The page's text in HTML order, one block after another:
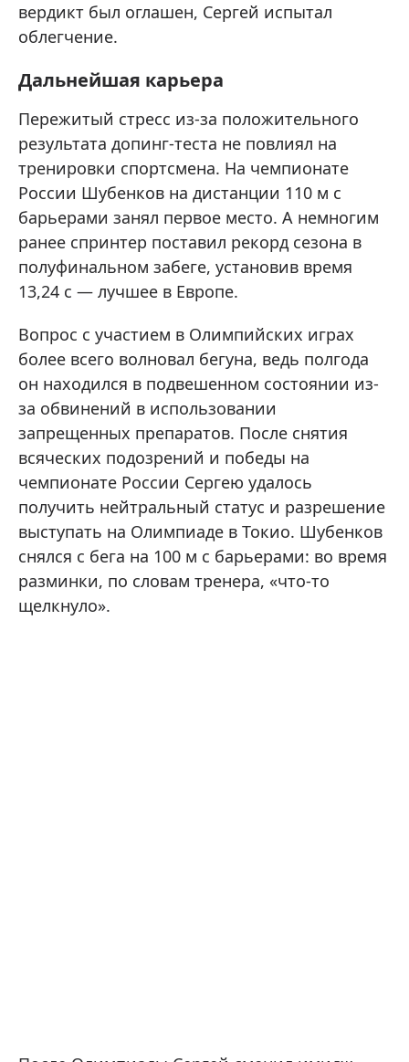
вердикт был оглашен, Сергей испытал
облегчение.
Дальнейшая карьера
Пережитый стресс из-за положительного
результата допинг-теста не повлиял на
тренировки спортсмена. На чемпионате
России Шубенков на дистанции 110 м с
барьерами занял первое место. А немногим
ранее спринтер поставил рекорд сезона в
полуфинальном забеге, установив время
13,24 с — лучшее в Европе.
Вопрос с участием в Олимпийских играх
более всего волновал бегуна, ведь полгода
он находился в подвешенном состоянии из-
за обвинений в использовании
запрещенных препаратов. После снятия
всяческих подозрений и победы на
чемпионате России Сергею удалось
получить нейтральный статус и разрешение
выступать на Олимпиаде в Токио. Шубенков
снялся с бега на 100 м с барьерами: во время
разминки, по словам тренера, «что-то
щелкнуло».